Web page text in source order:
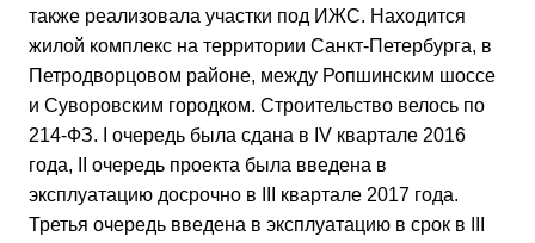
также реализовала участки под ИЖС. Находится
жилой комплекс на территории Санкт-Петербурга, в
Петродворцовом районе, между Ропшинским шоссе
и Суворовским городком. Строительство велось по
214-ФЗ. I очередь была сдана в IV квартале 2016
года, II очередь проекта была введена в
эксплуатацию досрочно в III квартале 2017 года.
Третья очередь введена в эксплуатацию в срок в III